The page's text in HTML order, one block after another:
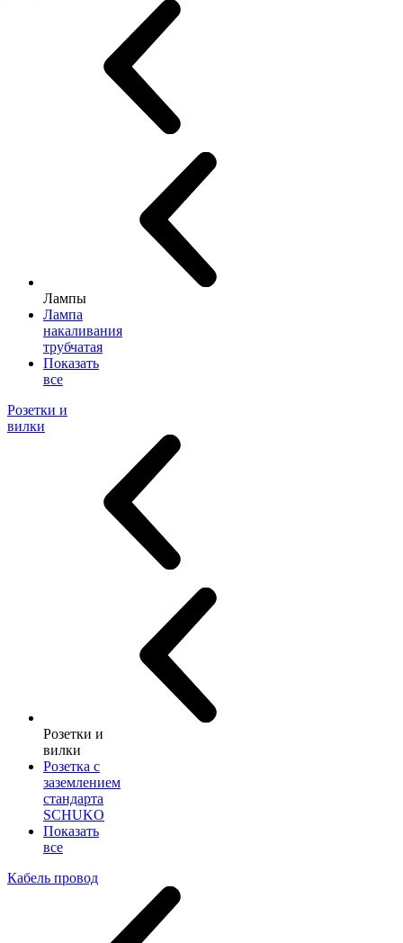
Лампы
Лампа
накаливания
трубчатая
Показать
все
Розетки и
вилки
Розетки и
вилки
Розетка с
заземлением
стандарта
SCHUKO
Показать
все
Кабель провод